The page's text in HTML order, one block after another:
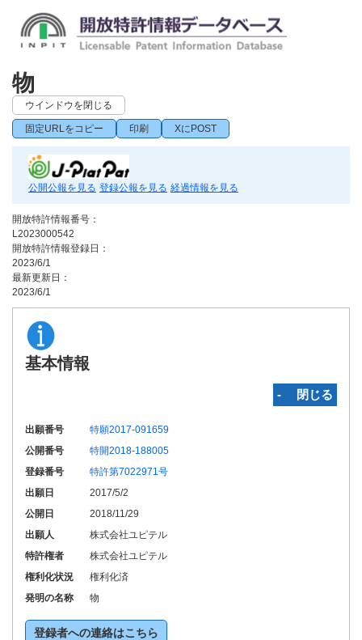
物
ウインドウを閉じる
固定URLをコピー 印刷 XにPOST
公開公報を見る 登録公報を見る 経過情報を見る
開放特許情報番号：
L2023000542
開放特許情報登録日：
2023/6/1
最新更新日：
2023/6/1
基本情報
‐ 閉じる
出願番号
特願2017-091659
公開番号
特開2018-188005
登録番号
特許第7022971号
出願日
2017/5/2
公開日
2018/11/29
出願人
株式会社ユピテル
特許権者
株式会社ユピテル
権利化状況
権利化済
発明の名称
物
登録者への連絡はこちら